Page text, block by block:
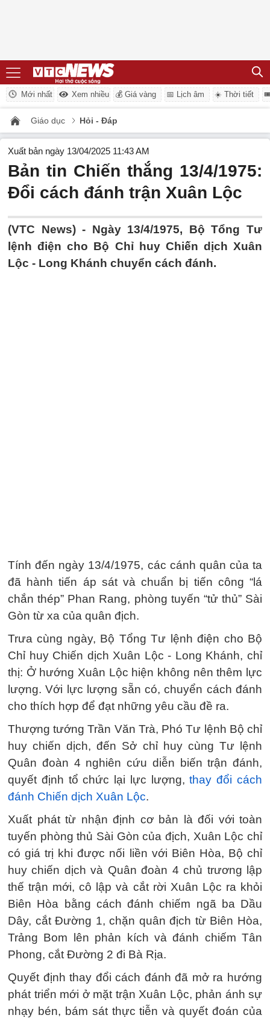
Mới nhất Xem nhiều 💰 Giá vàng 📅 Lịch âm ☀️ Thời tiết
Giáo dục Hỏi - Đáp
Xuất bản ngày 13/04/2025 11:43 AM
Bản tin Chiến thắng 13/4/1975:
Đổi cách đánh trận Xuân Lộc
(VTC News) - Ngày 13/4/1975, Bộ Tổng Tư
lệnh điện cho Bộ Chỉ huy Chiến dịch Xuân
Lộc - Long Khánh chuyển cách đánh.
Tính đến ngày 13/4/1975, các cánh quân của ta
đã hành tiến áp sát và chuẩn bị tiến công “lá
chắn thép” Phan Rang, phòng tuyến “tử thủ” Sài
Gòn từ xa của quân địch.
Trưa cùng ngày, Bộ Tổng Tư lệnh điện cho Bộ
Chỉ huy Chiến dịch Xuân Lộc - Long Khánh, chỉ
thị: Ở hướng Xuân Lộc hiện không nên thêm lực
lượng. Với lực lượng sẵn có, chuyển cách đánh
cho thích hợp để đạt những yêu cầu đề ra.
Thượng tướng Trần Văn Trà, Phó Tư lệnh Bộ chỉ
huy chiến dịch, đến Sở chỉ huy cùng Tư lệnh
Quân đoàn 4 nghiên cứu diễn biến trận đánh,
quyết định tổ chức lại lực lượng,thay đổi cách
đánh Chiến dịch Xuân Lộc.
Xuất phát từ nhận định cơ bản là đối với toàn
tuyến phòng thủ Sài Gòn của địch, Xuân Lộc chỉ
có giá trị khi được nối liền với Biên Hòa, Bộ chỉ
huy chiến dịch và Quân đoàn 4 chủ trương lập
thế trận mới, cô lập và cắt rời Xuân Lộc ra khỏi
Biên Hòa bằng cách đánh chiếm ngã ba Dầu
Dây, cắt Đường 1, chặn quân địch từ Biên Hòa,
Trảng Bom lên phản kích và đánh chiếm Tân
Phong, cắt Đường 2 đi Bà Rịa.
Quyết định thay đổi cách đánh đã mở ra hướng
phát triển mới ở mặt trận Xuân Lộc, phản ánh sự
nhạy bén, bám sát thực tiễn và quyết đoán của